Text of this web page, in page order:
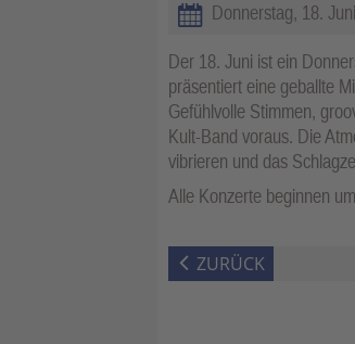
Donnerstag, 18.
Der 18. Juni ist ein
präsentiert eine geballte
Gefühlvolle Stimmen,
Kult-Band voraus. Die
vibrieren und das
Alle Konzerte beginnen
ZURÜCK